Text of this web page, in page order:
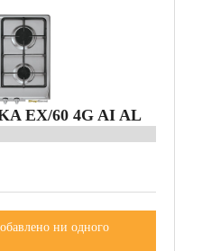
EX/60 4G AI AL
ни одного